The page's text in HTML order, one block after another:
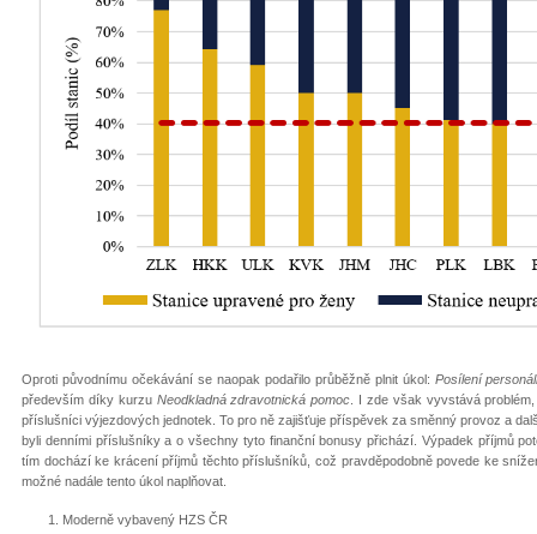
Oproti původnímu očekávání se naopak podařilo průběžně plnit úkol: Posílení
především díky kurzu Neodkladná zdravotnická pomoc . I zde však vyvstává
příslušníci výjezdových jednotek. To pro ně zajišťuje příspěvek za směnný provoz a
byli denními příslušníky a o všechny tyto finanční bonusy přichází. Výpadek příjmů
tím dochází ke krácení příjmů těchto příslušníků, což pravděpodobně povede ke
možné nadále tento úkol naplňovat.
Moderně vybavený HZS ČR